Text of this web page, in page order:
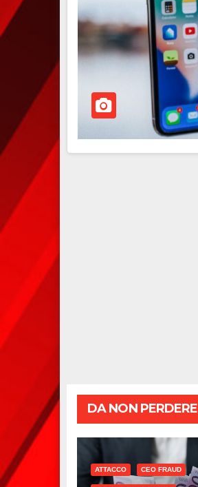
DA NON PERDERE
ATTACCO CEO FRAUD